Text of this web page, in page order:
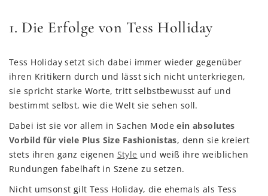
1. Die Erfolge von Tess Holliday
Tess Holiday setzt sich dabei immer wieder gegenüber
ihren Kritikern durch und lässt sich nicht unterkriegen,
sie spricht starke Worte, tritt selbstbewusst auf und
bestimmt selbst, wie die Welt sie sehen soll.
Dabei ist sie vor allem in Sachen Modeein absolutes
Vorbild für viele Plus Size Fashionistas, denn sie kreiert
stets ihren ganz eigenen Style und weiß ihre weiblichen
Rundungen fabelhaft in Szene zu setzen.
Nicht umsonst gilt Tess Holiday, die ehemals als Tess